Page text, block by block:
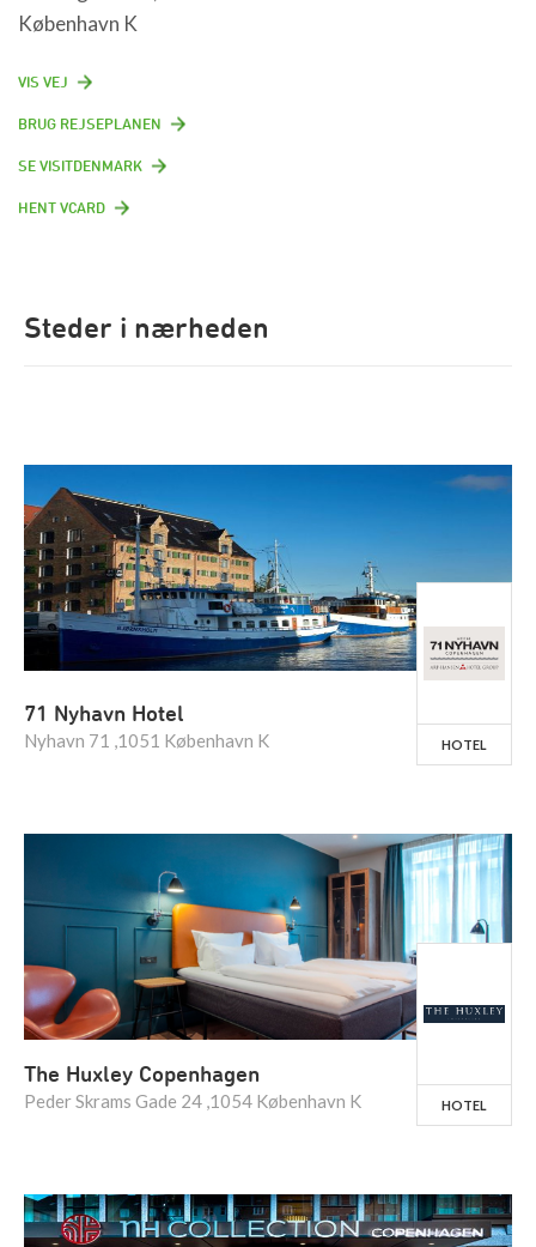
København K
VIS VEJ
BRUG REJSEPLANEN
SE VISITDENMARK
HENT VCARD
Steder i nærheden
71 Nyhavn Hotel
Nyhavn 71 ,1051 København K HOTEL
The Huxley Copenhagen
Peder Skrams Gade 24 ,1054 København K HOTEL